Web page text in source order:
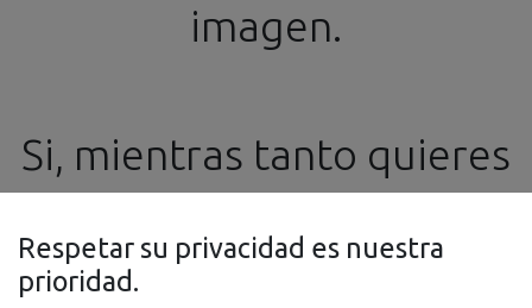
imagen.
Si, mientras tanto quieres
consulta, no dudes en
Respetar su privacidad es nuestra
prioridad.